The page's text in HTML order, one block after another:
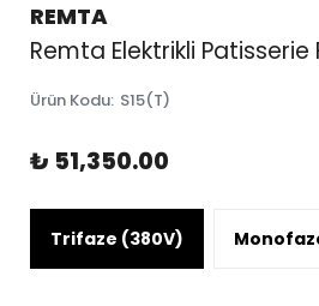
REMTA
Remta Elektrikli Patisserie
Ürün Kodu: S15(T)
₺ 51,350.00
Trifaze (380V)